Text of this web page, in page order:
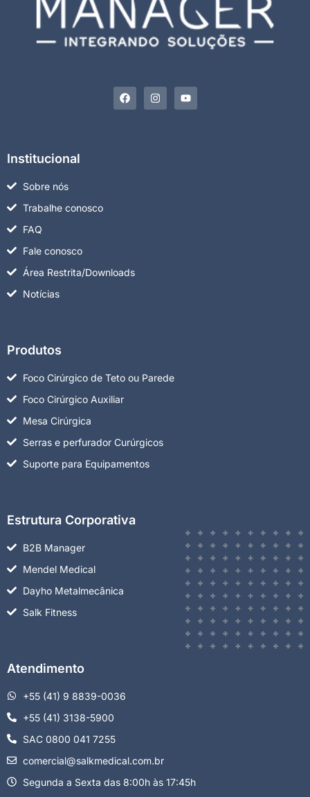
Institucional
Sobre nós
Trabalhe conosco
FAQ
Fale conosco
Área Restrita/Downloads
Notícias
Produtos
Foco Cirúrgico de Teto ou Parede
Foco Cirúrgico Auxiliar
Mesa Cirúrgica
Serras e perfurador Curúrgicos
Suporte para Equipamentos
Estrutura Corporativa
B2B Manager
Mendel Medical
Dayho Metalmecânica
Salk Fitness
Atendimento
+55 (41) 9 8839-0036
+55 (41) 3138-5900
SAC 0800 041 7255
comercial@salkmedical.com.br
Segunda a Sexta das 8:00h às 17:45h